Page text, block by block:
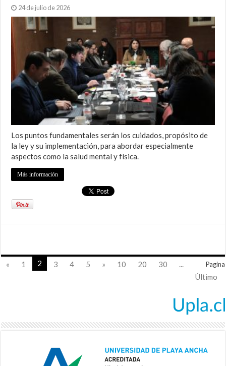
24 de julio de 2026
Los puntos fundamentales serán los cuidados, propósito de
la ley y su implementación, para abordar especialmente
aspectos como la salud mental y física.
Más información
Pagina
« 1 2 3 4 5 » 10 20 30
...
Último